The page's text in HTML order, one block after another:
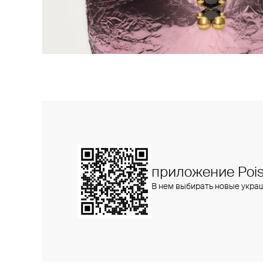
приложение
В нем выбирать новые